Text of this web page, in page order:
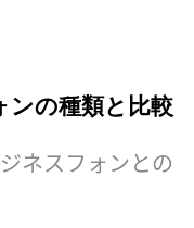
ンの種類と比較
ネスフォンとの